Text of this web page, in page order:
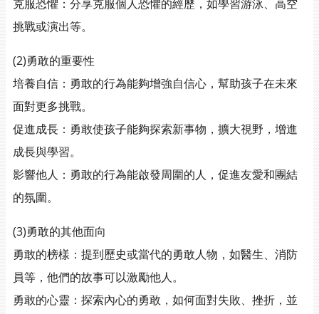
克服恐懼：分享克服個人恐懼的經歷，如學習游泳、高空
挑戰或演出等。
(2)勇敢的重要性
培養自信：勇敢的行為能夠增強自信心，幫助孩子在未來
面對更多挑戰。
促進成長：勇敢使孩子能夠探索新事物，擴大視野，增進
成長與學習。
影響他人：勇敢的行為能啟發周圍的人，促進友愛和團結
的氛圍。
(3)勇敢的其他面向
勇敢的榜樣：提到歷史或當代的勇敢人物，如醫生、消防
員等，他們的故事可以激勵他人。
勇敢的心靈：探索內心的勇敢，如何面對失敗、挫折，並